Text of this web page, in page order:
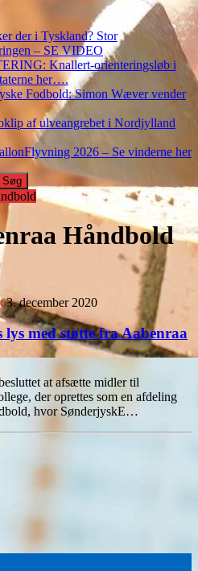
der i Tyskland? Stor
– SE VIDEO
Knallert-orienteringsløb i
her….
Fodbold: Simon Wæver vender
af ulveangrebet i Nordjylland
2026 – Se vinderne her
Håndbold
3. december 2020
lys med støtte fra Aabenraa
at afsætte midler til
der oprettes som en afdeling
hvor SønderjyskE…